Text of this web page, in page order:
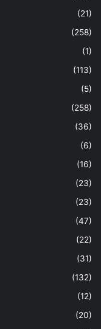
(21)
(258)
(1)
(113)
(5)
(258)
(36)
(6)
(16)
(23)
(23)
(47)
(22)
(31)
(132)
(12)
(20)